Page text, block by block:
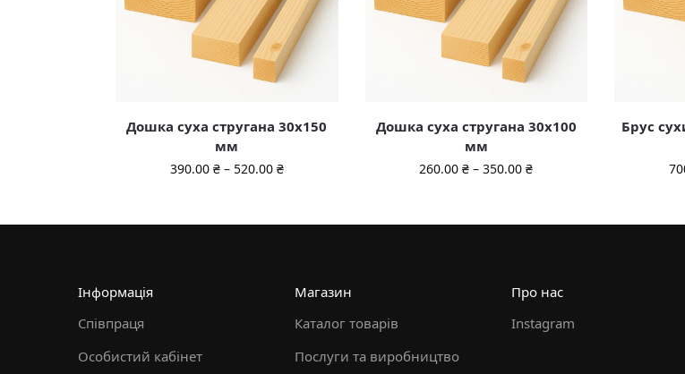
Дошка суха стругана 30х150
мм
390.00 ₴ – 520.00 ₴
Дошка суха стругана 30х100
мм
260.00₴ – 350.00₴
Брус
Інформація
Співпраця
Особистий кабінет
Магазин
Каталог товарів
Послуги та виробництво
Про нас
Instagram